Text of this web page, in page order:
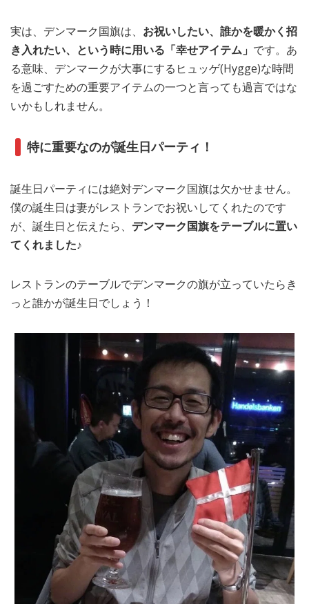
実は、デンマーク国旗は、 お祝いしたい、誰かを暖かく招
き入れたい、という時に用いる「幸せアイテム」 です。あ
る意味、デンマークが大事にするヒュッゲ(Hygge)な時間
を過ごすための重要アイテムの一つと言っても過言ではな
いかもしれません。
特に重要なのが誕生日パーティ！
誕生日パーティには絶対デンマーク国旗は欠かせません。
僕の誕生日は妻がレストランでお祝いしてくれたのです
が、誕生日と伝えたら、 デンマーク国旗をテーブルに置い
てくれました♪
レストランのテーブルでデンマークの旗が立っていたらき
っと誰かが誕生日でしょう！